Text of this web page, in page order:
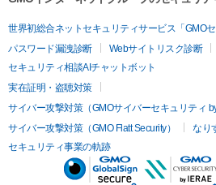
世界初総合ネットセキュリティサービス「GMOセ
パスワード漏洩診断
Webサイトリスク診断
セキュリティ相談AIチャットボット
実在証明・盗聴対策
サイバー攻撃対策（GMOサイバーセキュリティ
サイバー攻撃対策（GMO Flatt Security）
なり
セキュリティ事業の軌跡